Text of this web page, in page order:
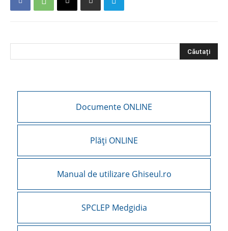
Documente ONLINE
Plăți ONLINE
Manual de utilizare Ghiseul.ro
SPCLEP Medgidia